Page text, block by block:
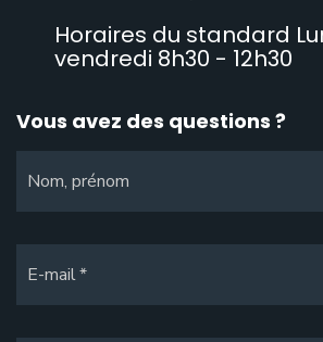
Horaires du standard
vendredi 8h30 - 12h30
Vous avez des questions ?
Nom, prénom
E-mail